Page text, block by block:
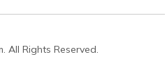
All Rights Reserved.